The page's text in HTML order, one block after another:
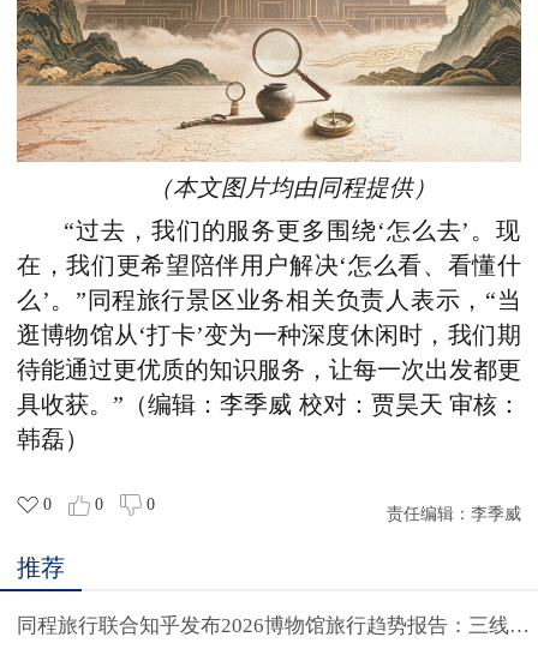
（本文图片均由同程提供）
“过去，我们的服务更多围绕‘怎么去’。现
在，我们更希望陪伴用户解决‘怎么看、看懂什
么’。”同程旅行景区业务相关负责人表示，“当
逛博物馆从‘打卡’变为一种深度休闲时 ，我们期
待能通过更优质的知识服务，让每一次出发都更
具收获。” （编辑：李季威 校对：贾昊天 审核：
韩磊）
0 0 0
责任编辑： 李季威
推荐
同程旅行联合知乎发布2026博物馆旅行趋势报告：三线